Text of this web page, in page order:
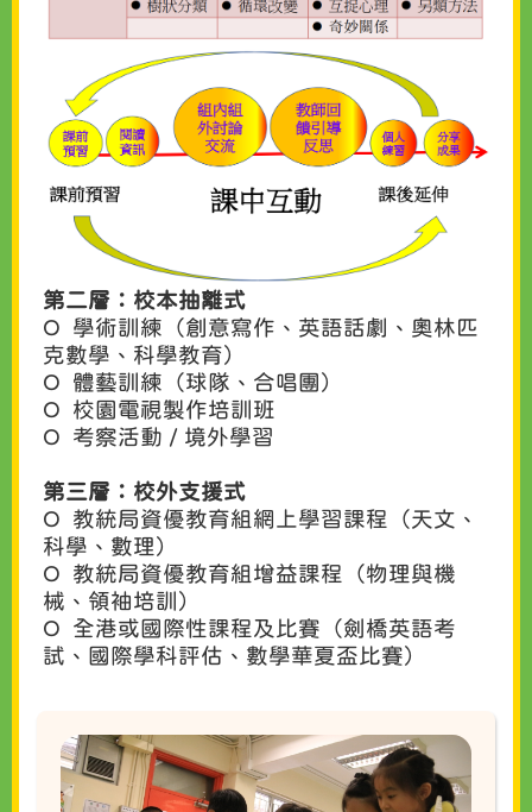
第二層：校本抽離式
O 學術訓練（創意寫作、英語話劇、奧林匹
克數學、科學教育）
O 體藝訓練（球隊、合唱團）
O 校園電視製作培訓班
O 考察活動 / 境外學習
第三層：校外支援式
O 教統局資優教育組網上學習課程（天文、
科學、數理）
O 教統局資優教育組增益課程（物理與機
械、領袖培訓）
O 全港或國際性課程及比賽（劍橋英語考
試、國際學科評估、數學華夏盃比賽）